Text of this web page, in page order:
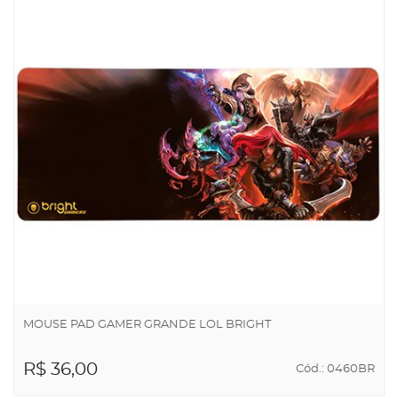
MOUSE PAD GAMER GRANDE LOL BRIGHT
R$ 36,00 Cód.: 0460BR